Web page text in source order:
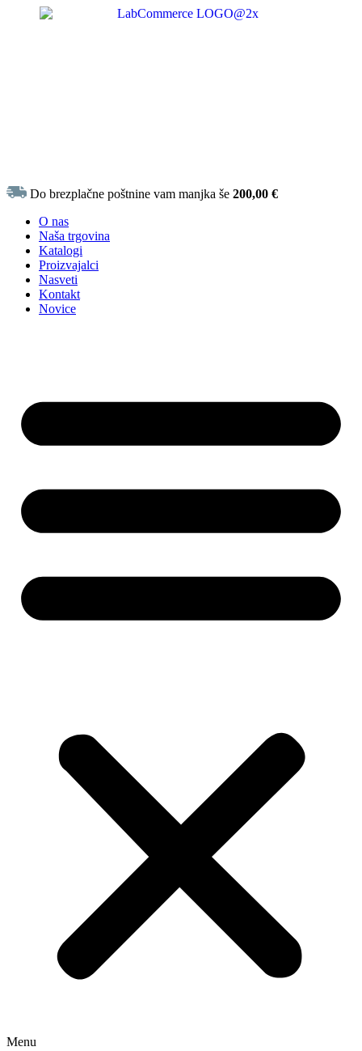
Do brezplačne poštnine vam manjka še200,00€
O nas
Naša trgovina
Katalogi
Proizvajalci
Nasveti
Kontakt
Novice
Menu